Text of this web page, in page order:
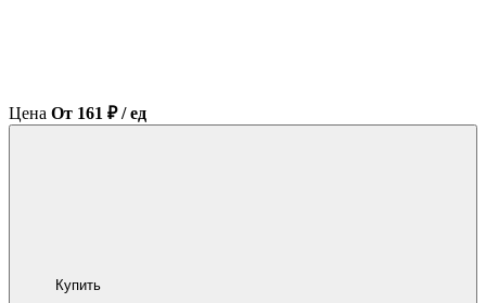
Цена От 161 ₽ / ед
Купить